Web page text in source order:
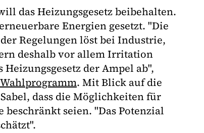
das Heizungsgesetz beibehalten.
Energien gesetzt. "Die
Regelungen löst bei Industrie,
deshalb vor allem Irritation
Heizungsgesetz der Ampel ab",
. Mit Blick auf die
dass die Möglichkeiten für
seien. "Das Potenzial